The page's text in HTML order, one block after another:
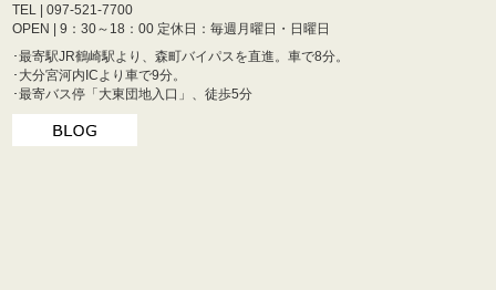
TEL |097-521-7700
OPEN | 9：30～18：00 定休日：毎週月曜日・日曜日
･最寄駅JR鶴崎駅より、森町バイパスを直進。車で8分。
･ 大分宮河内ICより車で9分。
･最寄バス停「大東団地入口」、徒歩5分